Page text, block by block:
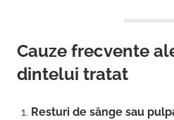
Cauze frecvente
dintelui tratat
Resturi de sânge sau